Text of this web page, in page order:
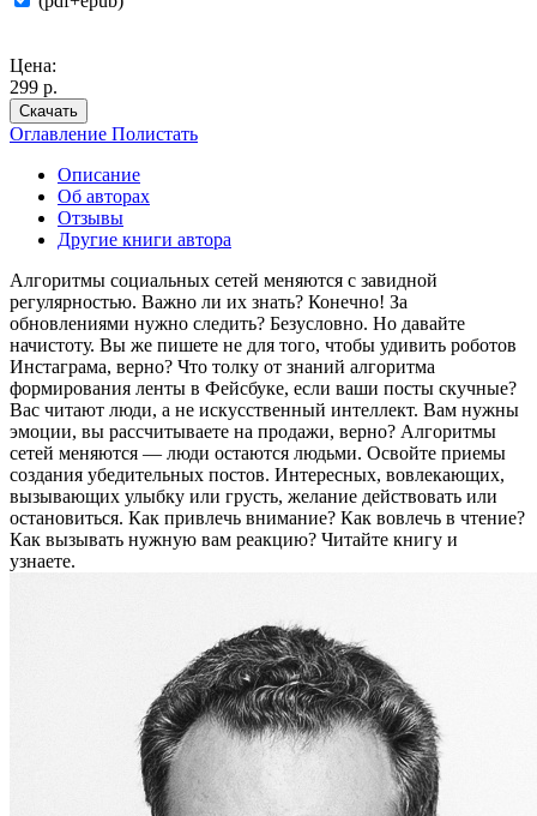
Цена:
299 р.
Скачать
Оглавление Полистать
Описание
Об авторах
Отзывы
Другие книги автора
Алгоритмы социальных сетей меняются с завидной
регулярностью. Важно ли их знать? Конечно! За
обновлениями нужно следить? Безусловно. Но давайте
начистоту. Вы же пишете не для того, чтобы удивить роботов
Инстаграма, верно? Что толку от знаний алгоритма
формирования ленты в Фейсбуке, если ваши посты скучные?
Вас читают люди, а не искусственный интеллект. Вам нужны
эмоции, вы рассчитываете на продажи, верно? Алгоритмы
сетей меняются — люди остаются людьми. Освойте приемы
создания убедительных постов. Интересных, вовлекающих,
вызывающих улыбку или грусть, желание действовать или
остановиться. Как привлечь внимание? Как вовлечь в чтение?
Как вызывать нужную вам реакцию? Читайте книгу и
узнаете.